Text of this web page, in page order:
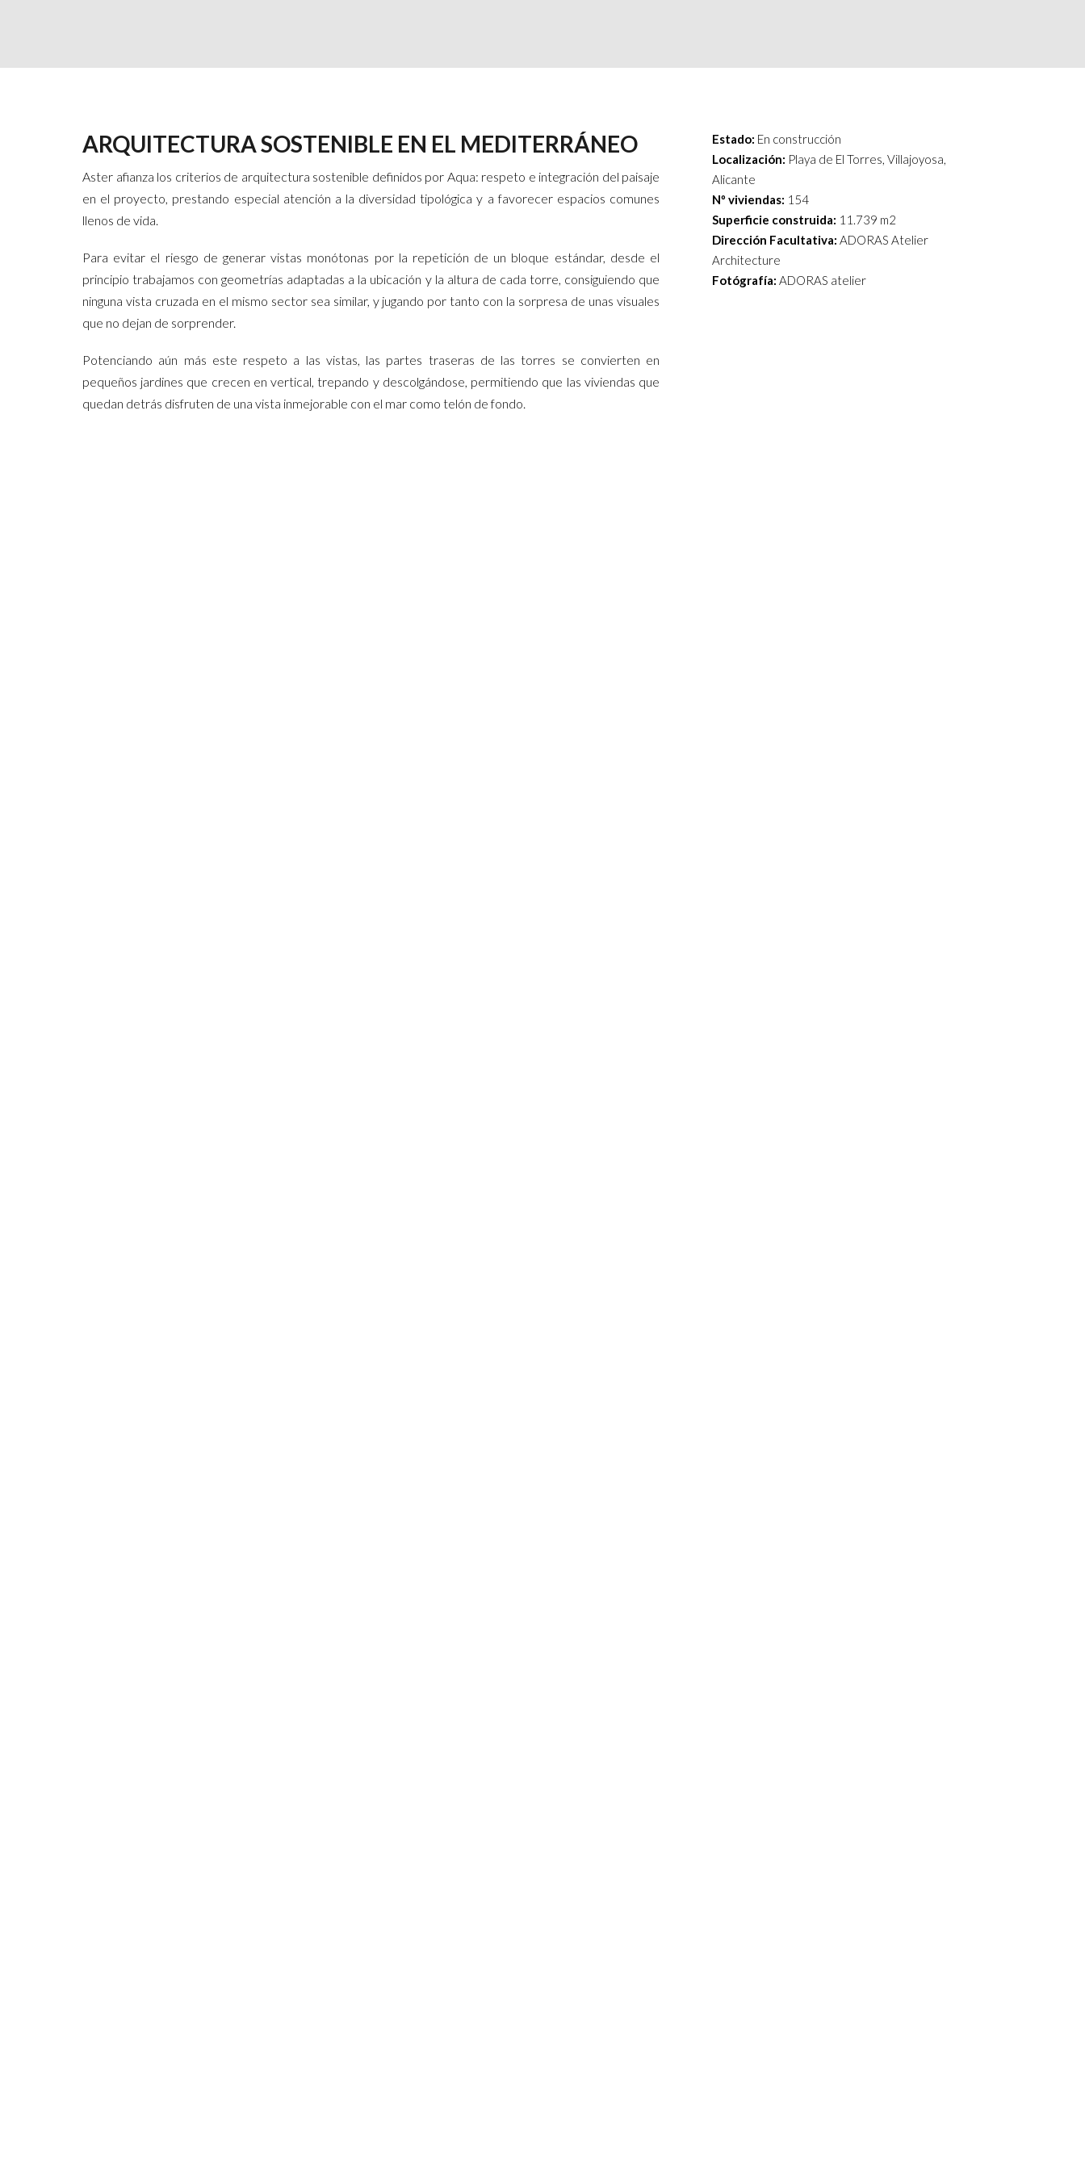
ARQUITECTURA SOSTENIBLE EN EL MEDITERRÁNEO
Aster afianza los criterios de arquitectura sostenible definidos por Aqua: respeto e integración del paisaje
en el proyecto, prestando especial atención a la diversidad tipológica y a favorecer espacios comunes
llenos de vida.
Para evitar el riesgo de generar vistas monótonas por la repetición de un bloque estándar, desde el
principio trabajamos con geometrías adaptadas a la ubicación y la altura de cada torre, consiguiendo que
ninguna vista cruzada en el mismo sector sea similar, y jugando por tanto con la sorpresa de unas visuales
que no dejan de sorprender.
Potenciando aún más este respeto a las vistas, las partes traseras de las torres se convierten en
pequeños jardines que crecen en vertical, trepando y descolgándose, permitiendo que las viviendas que
quedan detrás disfruten de una vista inmejorable con el mar como telón de fondo.
Estado: En construcción
Localización: Playa de El Torres, Villajoyosa,
Alicante
Nº viviendas: 154
Superficie construida: 11.739 m2
Dirección Facultativa: ADORAS Atelier
Architecture
Fotógrafía: ADORAS atelier